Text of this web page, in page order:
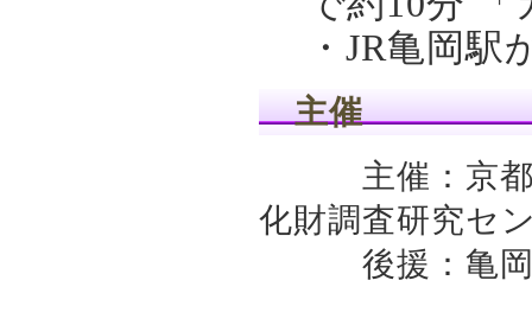
・JR亀岡駅
主催
主催：京都府
化財調査研究セ
後援：亀岡